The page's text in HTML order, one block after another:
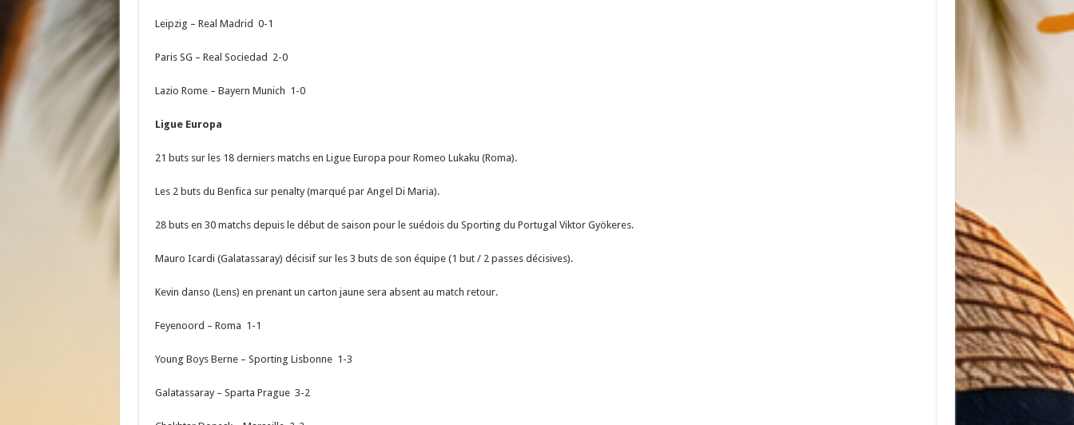
Leipzig – Real Madrid 0-1
Paris SG – Real Sociedad 2-0
Lazio Rome – Bayern Munich 1-0
Ligue Europa
21 buts sur les 18 derniers matchs en Ligue Europa pour Romeo Lukaku (Roma).
Les 2 buts du Benfica sur penalty (marqué par Angel Di Maria).
28 buts en 30 matchs depuis le début de saison pour le suédois du Sporting du Portugal Viktor Gyökeres.
Mauro Icardi (Galatassaray) décisif sur les 3 buts de son équipe (1 but / 2 passes décisives).
Kevin danso (Lens) en prenant un carton jaune sera absent au match retour.
Feyenoord – Roma 1-1
Young Boys Berne – Sporting Lisbonne 1-3
Galatassaray – Sparta Prague 3-2